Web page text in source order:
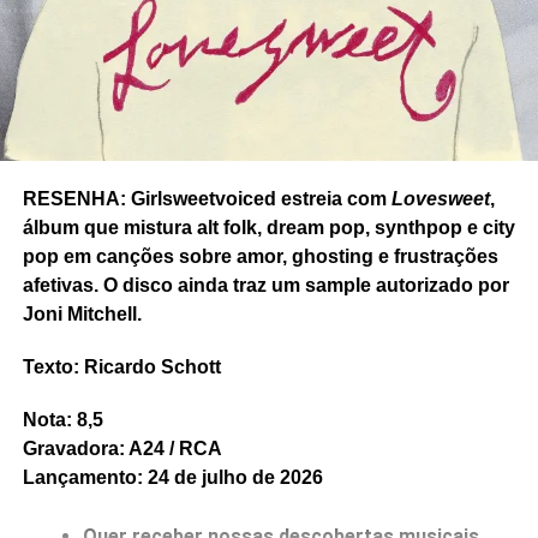
Texto: Ricardo Schott
Nota: 10
Gravadora: Duophonic / UHFWarp
Lançamento: 23 de maio de 2025.
LÆTITIA SADIER
RICARDO SCHOTT
SOFT ROCK
TIMOTHY GANE
RESENHA: Girlsweetvoiced estreia com Lovesweet,
álbum que mistura alt folk, dream pop, synthpop e city
pop em canções sobre amor, ghosting e frustrações
afetivas. O disco ainda traz um sample autorizado por
Joni Mitchell.
Texto: Ricardo Schott
Nota: 8,5
Gravadora: A24 / RCA
Lançamento: 24 de julho de 2026